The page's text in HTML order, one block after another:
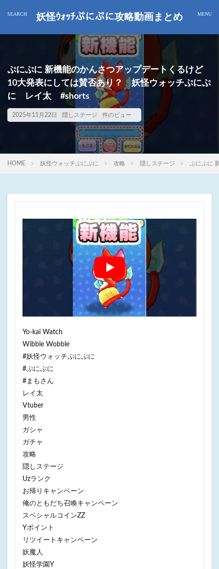
妖怪ｳｫｯﾁぷにぷに攻略動画まとめ
ぷにぷに 新機能のかんさつアップデートくるけど
10大発表にしては賛否あり？ 妖怪ウォッチぷにぷ
に レイ太 #shorts
2025年11月22日 隠しステージ 件のビュー
HOME 妖怪ウォッチぷにぷに 攻略 隠しステージ ぷにぷに
Yo-kai Watch
Wibble Wobble
#妖怪ウォッチぷにぷに
#ぷにぷに
#まもさん
レイ太
Vtuber
男性
ガシャ
ガチャ
攻略
隠しステージ
Uzランク
お帰りキャンペーン
俺のともだち召喚キャンペーン
スペシャルコインZZ
Yポイント
リツイートキャンペーン
妖魔人
妖怪学園Y